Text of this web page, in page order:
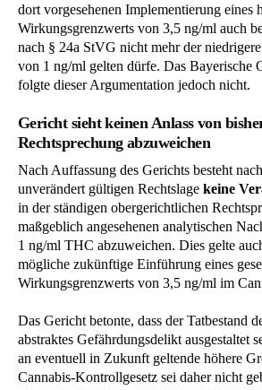
dort vorgesehenen Implementierung eines
Wirkungsgrenzwerts von 3,5 ng/ml auch
nach § 24a StVG nicht mehr der
von 1 ng/ml gelten dürfe. Das Bayerische
folgte dieser Argumentation jedoch nicht.
Gericht sieht keinen Anlass von
Rechtsprechung abzuweichen
Nach Auffassung des Gerichts besteht
unverändert gültigen Rechtslage keine
in der ständigen obergerichtlichen
maßgeblich angesehenen analytischen
1 ng/ml THC abzuweichen. Dies gelte
mögliche zukünftige Einführung eines
Wirkungsgrenzwerts von 3,5 ng/ml im
Das Gericht betonte, dass der Tatbestand
abstraktes Gefährdungsdelikt ausgestaltet
an eventuell in Zukunft geltende höhere
Cannabis-Kontrollgesetz sei daher nicht